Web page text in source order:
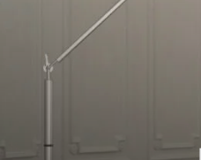
contenu
principal